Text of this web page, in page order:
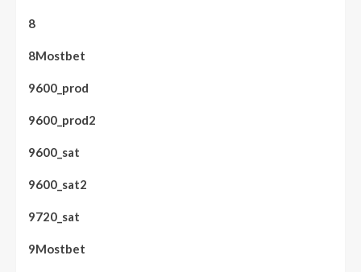
8
8Mostbet
9600_prod
9600_prod2
9600_sat
9600_sat2
9720_sat
9Mostbet